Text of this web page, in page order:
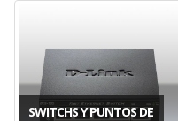
SWITCHS Y PUNTOS DE